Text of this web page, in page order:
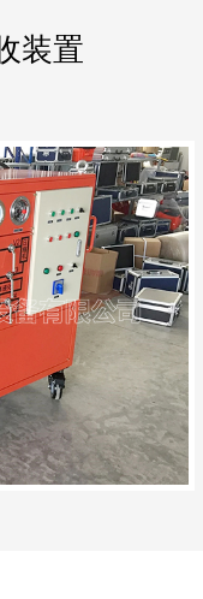
装置